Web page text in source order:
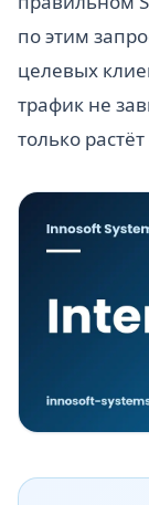
по этим
целевых
трафик не
только